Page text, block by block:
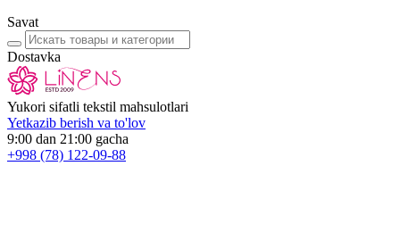
Savat
Dostavka
Yukori sifatli tekstil mahsulotlari
Yetkazib berish va to'lov
9:00 dan 21:00 gacha
+998 (78) 122-09-88